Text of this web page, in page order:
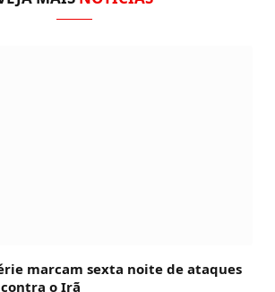
marcam sexta noite de ataques
contra o Irã